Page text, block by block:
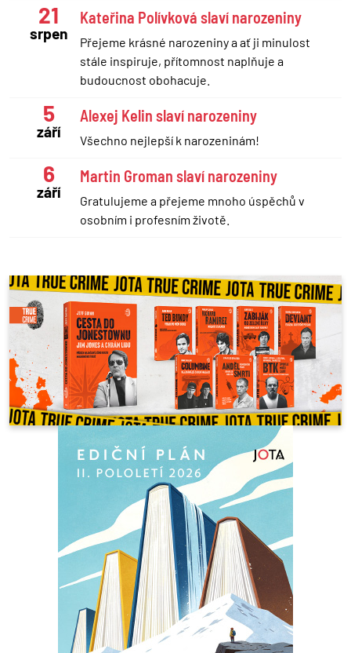
21
srpen
Kateřina Polívková slaví narozeniny
Přejeme krásné narozeniny a ať ji minulost
stále inspiruje, přítomnost naplňuje a
budoucnost obohacuje.
5
září
Alexej Kelin slaví narozeniny
Všechno nejlepší k narozeninám!
6
září
Martin Groman slaví narozeniny
Gratulujeme a přejeme mnoho úspěchů v
osobním i profesním životě.